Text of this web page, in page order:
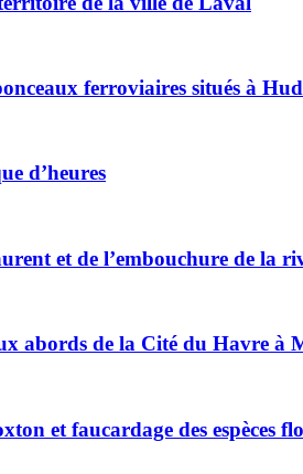
ferroviaires situés à
d’heures
et de l’embouchure de la
abords de la Cité du Havre à
et faucardage des espèces